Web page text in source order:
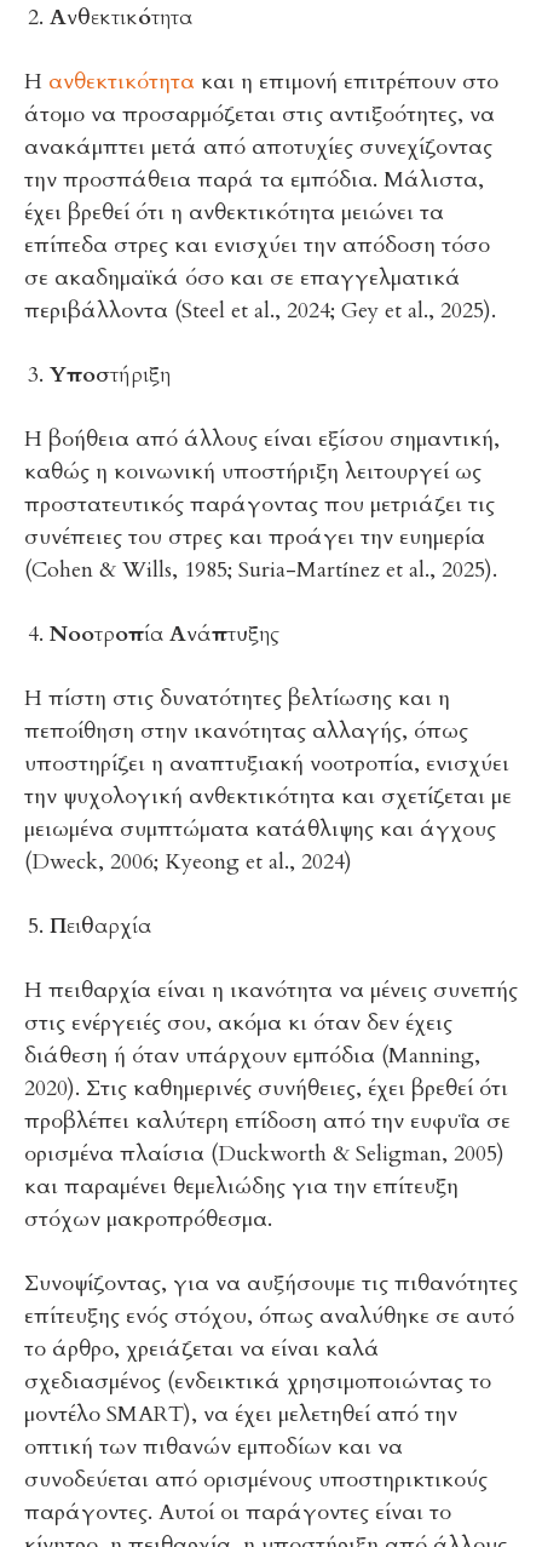
Ανθεκτικότητα
Η ανθεκτικότητα και η επιμονή επιτρέπουν στο
άτομο να προσαρμόζεται στις αντιξοότητες, να
ανακάμπτει μετά από αποτυχίες συνεχίζοντας
την προσπάθεια παρά τα εμπόδια. Μάλιστα,
έχει βρεθεί ότι η ανθεκτικότητα μειώνει τα
επίπεδα στρες και ενισχύει την απόδοση τόσο
σε ακαδημαϊκά όσο και σε επαγγελματικά
περιβάλλοντα (Steel et al., 2024; Gey et al., 2025).
Υποστήριξη
Η βοήθεια από άλλους είναι εξίσου σημαντική,
καθώς η κοινωνική υποστήριξη λειτουργεί ως
προστατευτικός παράγοντας που μετριάζει τις
συνέπειες του στρες και προάγει την ευημερία
(Cohen & Wills, 1985; Suria-Martínez et al., 2025).
Νοοτροπία Ανάπτυξης
Η πίστη στις δυνατότητες βελτίωσης και η
πεποίθηση στην ικανότητας αλλαγής, όπως
υποστηρίζει η αναπτυξιακή νοοτροπία, ενισχύει
την ψυχολογική ανθεκτικότητα και σχετίζεται με
μειωμένα συμπτώματα κατάθλιψης και άγχους
(Dweck, 2006; Kyeong et al., 2024)
Πειθαρχία
Η πειθαρχία είναι η ικανότητα να μένεις συνεπής
στις ενέργειές σου, ακόμα κι όταν δεν έχεις
διάθεση ή όταν υπάρχουν εμπόδια (Manning,
2020). Στις καθημερινές συνήθειες, έχει βρεθεί ότι
προβλέπει καλύτερη επίδοση από την ευφυΐα σε
ορισμένα πλαίσια (Duckworth & Seligman, 2005)
και παραμένει θεμελιώδης για την επίτευξη
στόχων μακροπρόθεσμα.
Συνοψίζοντας, για να αυξήσουμε τις πιθανότητες
επίτευξης ενός στόχου, όπως αναλύθηκε σε αυτό
το άρθρο, χρειάζεται να είναι καλά
σχεδιασμένος (ενδεικτικά χρησιμοποιώντας το
μοντέλο SMART), να έχει μελετηθεί από την
οπτική των πιθανών εμποδίων και να
συνοδεύεται από ορισμένους υποστηρικτικούς
παράγοντες. Αυτοί οι παράγοντες είναι το